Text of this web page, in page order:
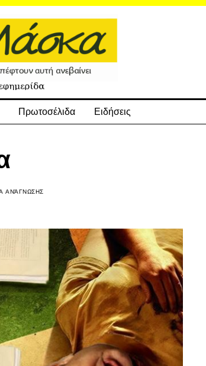
Πρωτοσέλιδα Ειδήσεις
ΑΝΆΓΝΩΣΗΣ